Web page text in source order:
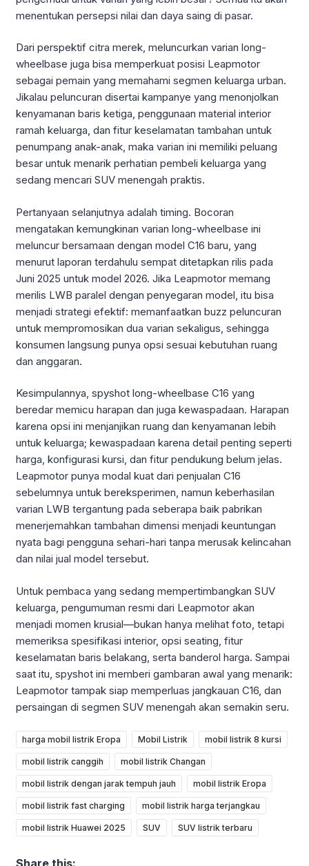
menentukan persepsi nilai dan daya saing di pasar.
Dari perspektif citra merek, meluncurkan varian long-
wheelbase juga bisa memperkuat posisi Leapmotor
sebagai pemain yang memahami segmen keluarga urban.
Jikalau peluncuran disertai kampanye yang menonjolkan
kenyamanan baris ketiga, penggunaan material interior
ramah keluarga, dan fitur keselamatan tambahan untuk
penumpang anak-anak, maka varian ini memiliki peluang
besar untuk menarik perhatian pembeli keluarga yang
sedang mencari SUV menengah praktis.
Pertanyaan selanjutnya adalah timing. Bocoran
mengatakan kemungkinan varian long-wheelbase ini
meluncur bersamaan dengan model C16 baru, yang
menurut laporan terdahulu sempat ditetapkan rilis pada
Juni 2025 untuk model 2026. Jika Leapmotor memang
merilis LWB paralel dengan penyegaran model, itu bisa
menjadi strategi efektif: memanfaatkan buzz peluncuran
untuk mempromosikan dua varian sekaligus, sehingga
konsumen langsung punya opsi sesuai kebutuhan ruang
dan anggaran.
Kesimpulannya, spyshot long-wheelbase C16 yang
beredar memicu harapan dan juga kewaspadaan. Harapan
karena opsi ini menjanjikan ruang dan kenyamanan lebih
untuk keluarga; kewaspadaan karena detail penting seperti
harga, konfigurasi kursi, dan fitur pendukung belum jelas.
Leapmotor punya modal kuat dari penjualan C16
sebelumnya untuk bereksperimen, namun keberhasilan
varian LWB tergantung pada seberapa baik pabrikan
menerjemahkan tambahan dimensi menjadi keuntungan
nyata bagi pengguna sehari-hari tanpa merusak kelincahan
dan nilai jual model tersebut.
Untuk pembaca yang sedang mempertimbangkan SUV
keluarga, pengumuman resmi dari Leapmotor akan
menjadi momen krusial—bukan hanya melihat foto, tetapi
memeriksa spesifikasi interior, opsi seating, fitur
keselamatan baris belakang, serta banderol harga. Sampai
saat itu, spyshot ini memberi gambaran awal yang menarik:
Leapmotor tampak siap memperluas jangkauan C16, dan
persaingan di segmen SUV menengah akan semakin seru.
harga mobil listrik Eropa Mobil Listrik mobil listrik 8 kursi
mobil listrik canggih mobil listrik Changan
mobil listrik dengan jarak tempuh jauh mobil listrik Eropa
mobil listrik fast charging mobil listrik harga terjangkau
mobil listrik Huawei 2025 SUV SUV listrik terbaru